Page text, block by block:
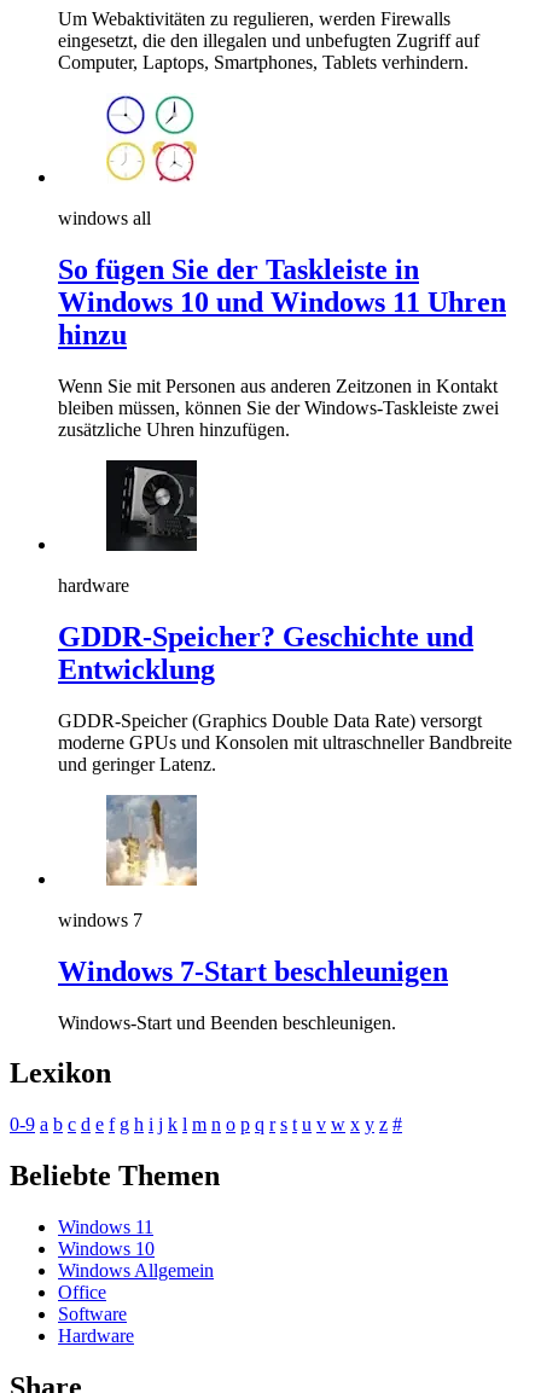
Um Webaktivitäten zu regulieren, werden Firewalls
eingesetzt, die den illegalen und unbefugten Zugriff auf
Computer, Laptops, Smartphones, Tablets verhindern.
windows all
So fügen Sie der Taskleiste in
Windows 10 und Windows 11 Uhren
hinzu
Wenn Sie mit Personen aus anderen Zeitzonen in Kontakt
bleiben müssen, können Sie der Windows-Taskleiste zwei
zusätzliche Uhren hinzufügen.
hardware
GDDR-Speicher? Geschichte und
Entwicklung
GDDR-Speicher (Graphics Double Data Rate) versorgt
moderne GPUs und Konsolen mit ultraschneller Bandbreite
und geringer Latenz.
windows 7
Windows 7-Start beschleunigen
Windows-Start und Beenden beschleunigen.
Lexikon
0-9 a b c d e f g h i j k l m n o p q r s t u v w x y z #
Beliebte Themen
Windows 11
Windows 10
Windows Allgemein
Office
Software
Hardware